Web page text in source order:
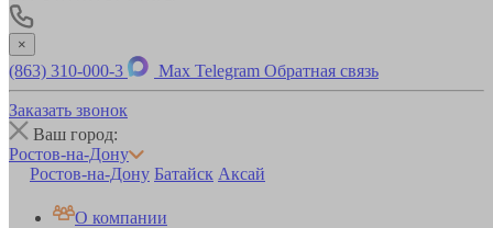
×
(863) 310-000-3 Max Telegram Обратная связь
Заказать звонок
Ваш город:
Ростов-на-Дону
Ростов-на-Дону Батайск Аксай
О компании